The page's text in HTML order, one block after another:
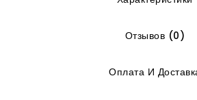
Отзывов (0)
Оплата И